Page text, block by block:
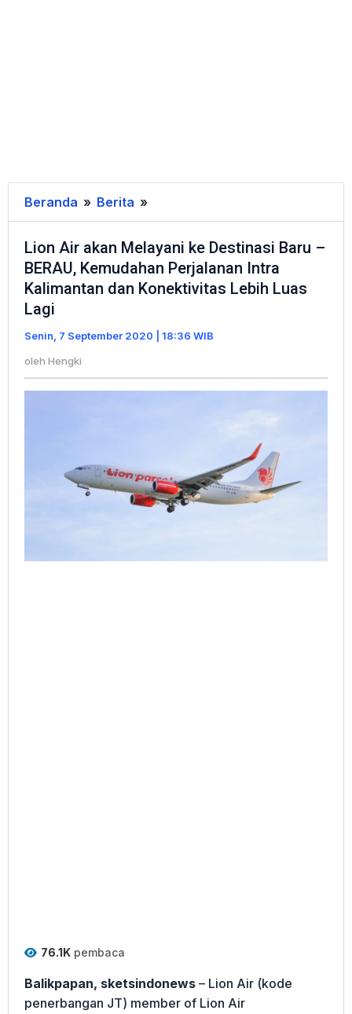
Beranda » Berita »
Air
akan
Melayani
ke
Baru
BERAU,
Kalimantan
dan
Konektivitas
Lion Air akan Melayani ke Destinasi Baru –
BERAU, Kemudahan Perjalanan Intra
Kalimantan dan Konektivitas Lebih Luas
Lagi
Senin, 7 September 2020 | 18:36 WIB
oleh Hengki
76.1K pembaca
Balikpapan, sketsindonews – Lion Air (kode
penerbangan JT) member of Lion Air